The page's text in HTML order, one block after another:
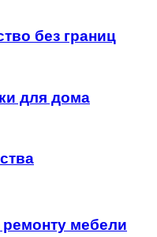
без границ
для дома
мебели